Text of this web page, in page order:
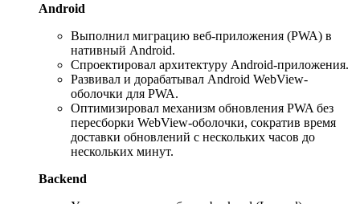
Android
Выполнил миграцию веб-приложения (PWA) в
нативный Android.
Спроектировал архитектуру Android-приложения.
Развивал и дорабатывал Android WebView-
оболочки для PWA.
Оптимизировал механизм обновления PWA без
пересборки WebView-оболочки, сократив время
доставки обновлений с нескольких часов до
нескольких минут.
Backend